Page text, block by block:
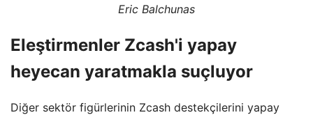
Eric Balchunas
Eleştirmenler Zcash'i yapay
heyecan yaratmakla suçluyor
Diğer sektör figürlerinin Zcash destekçilerini yapay